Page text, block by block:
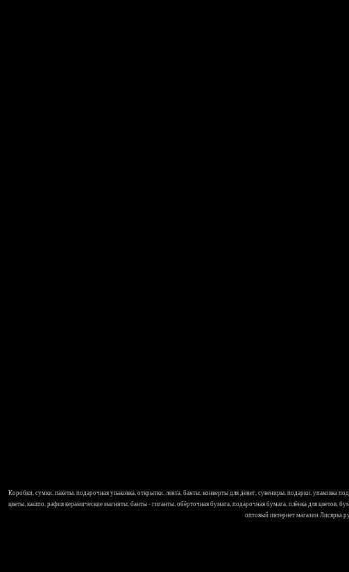
Коробки, сумки, пакеты, подарочная упаковка, открытки, лента, банты, конверты для денег, сувениры, подарки, упаковка
цветы, кашпо, рафия керамические магниты, банты - гиганты, обёрточная бумага, подарочная бумага, плёнка для цветов,
оптовый интернет магазин